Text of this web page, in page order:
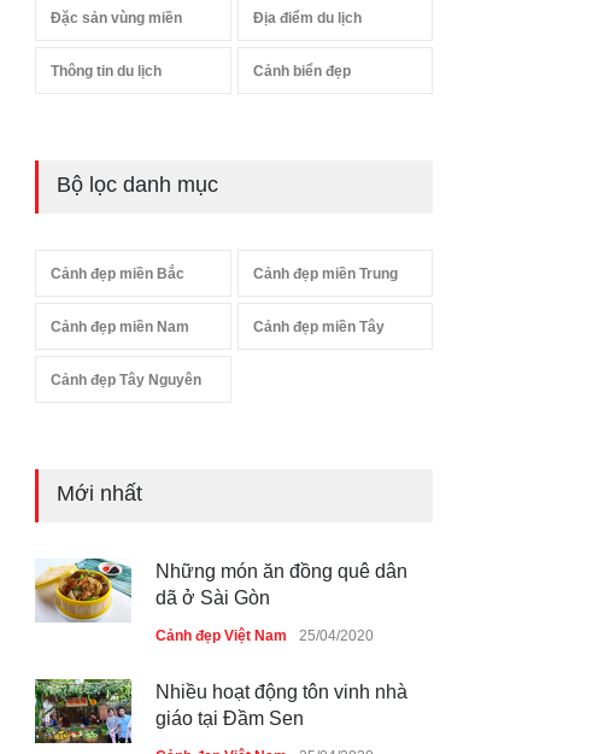
Đặc sản vùng miền Địa điểm du lịch
Thông tin du lịch Cảnh biển đẹp
Bộ lọc danh mục
Cảnh đẹp miền Bắc Cảnh đẹp miền Trung
Cảnh đẹp miền Nam Cảnh đẹp miền Tây
Cảnh đẹp Tây Nguyên
Mới nhất
Những món ăn đồng quê dân
dã ở Sài Gòn
Cảnh đẹp Việt Nam 25/04/2020
Nhiều hoạt động tôn vinh nhà
giáo tại Đầm Sen